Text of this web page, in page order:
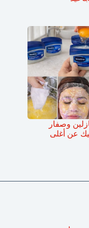
وصفار
عن أغلى